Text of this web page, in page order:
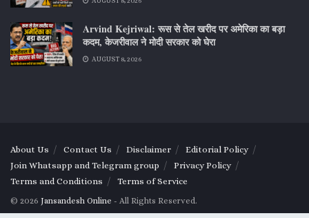
Arvind Kejriwal: रूस से तेल खरीद पर अमेरिका का बड़ा
कदम, केजरीवाल ने मोदी सरकार को घेरा
AUGUST 8, 2026
About Us Contact Us Disclaimer
Editorial Policy
Join Whatsapp and Telegram group
Privacy Policy
Terms and Conditions
Terms of Service
© 2026 Jansandesh Online - All Rights Reserved.